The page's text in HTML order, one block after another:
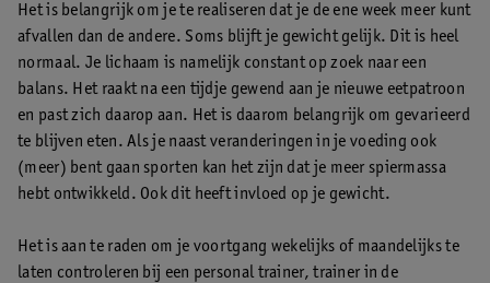
Het is belangrijk om je te realiseren dat je de ene week meer kunt
afvallen dan de andere. Soms blijft je gewicht gelijk. Dit is heel
normaal. Je lichaam is namelijk constant op zoek naar een
balans. Het raakt na een tijdje gewend aan je nieuwe eetpatroon
en past zich daarop aan. Het is daarom belangrijk om gevarieerd
te blijven eten. Als je naast veranderingen in je voeding ook
(meer) bent gaan sporten kan het zijn dat je meer spiermassa
hebt ontwikkeld. Ook dit heeft invloed op je gewicht.
Het is aan te raden om je voortgang wekelijks of maandelijks te
laten controleren bij een personal trainer, trainer in de